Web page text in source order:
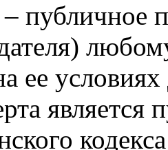
публичное
ее
является